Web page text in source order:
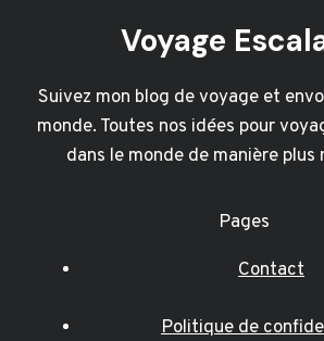
Voyage
Suivez mon blog de voyage et
monde. Toutes nos idées pour
dans le monde de manière plus
Pages
Contact
Politique de